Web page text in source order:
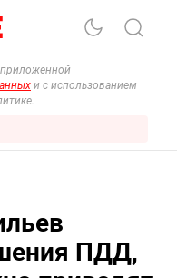
приложенной
и с использованием
ПДД,